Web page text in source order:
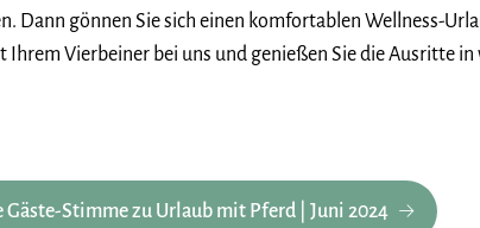
Dann gönnen Sie sich einen komfortablen Wellness-
Ihrem Vierbeiner bei uns und genießen Sie die Ausritte
Gäste-Stimme zu Urlaub mit Pferd | Juni 2024